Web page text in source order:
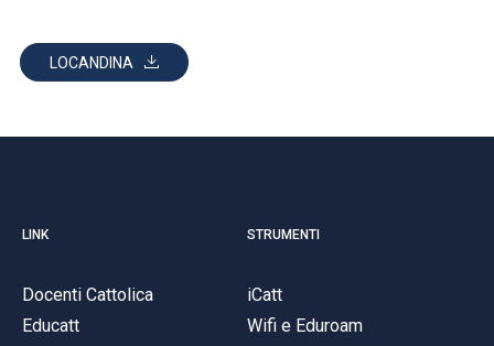
LOCANDINA
LINK
Docenti Cattolica
Educatt
STRUMENTI
iCatt
Wifi e Eduroam